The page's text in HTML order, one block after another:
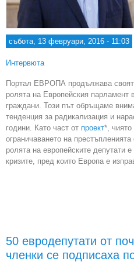
събота, 13 февруари, 2016 - 11:03
Интервюта
Портал ЕВРОПА продължава
ролята на Европейския парламент
граждани. Този път обръщаме
тенденция за радикализация и
години. Като част от проект*,
ограничаването на
ролята на европейските депутати
кризите, пред които Европа е
50 евродепутати от
членки се подписаха